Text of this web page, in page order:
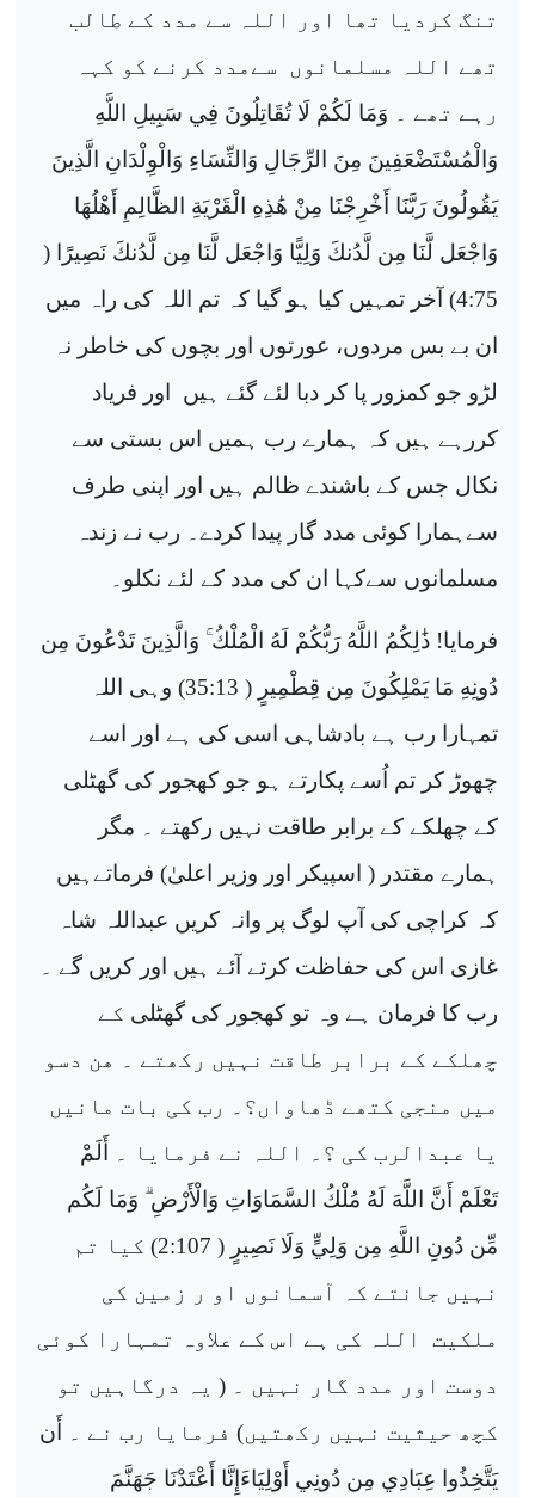
تنگ کردیا تھا اور اللہ سے مدد کے طالب
تھے اللہ مسلمانوں
سےمدد کرنے کو کہہ
رہے تھے ۔ وَمَا لَكُمْ لَا تُقَاتِلُونَ فِي سَبِيلِ اللَّهِ
وَالْمُسْتَضْعَفِينَ مِنَ الرِّجَالِ وَالنِّسَاءِ وَالْوِلْدَانِ الَّذِينَ
يَقُولُونَ رَبَّنَا أَخْرِجْنَا مِنْ هَٰذِهِ الْقَرْيَةِ الظَّالِمِ أَهْلُهَا
وَاجْعَل لَّنَا مِن لَّدُنكَ وَلِيًّا وَاجْعَل لَّنَا مِن لَّدُنكَ نَصِيرًا
(
4:75) آخر تمہیں کیا ہو گیا کہ تم اللہ کی راہ میں
ان بے بس مردوں، عورتوں اور بچوں کی خاطر نہ
لڑو جو کمزور پا کر دبا لئے گئے ہیں
اور فریاد
کررہے ہیں کہ ہمارے رب ہمیں اس بستی سے
نکال جس کے باشندے ظالم ہیں اور اپنی طرف
سےہمارا کوئی مدد گار پیدا کردے۔ رب نے زندہ
مسلمانوں سےکہا ان کی مدد کے لئے نکلو۔
فرمایا! ذَٰلِكُمُ اللَّهُ رَبُّكُمْ لَهُ الْمُلْكُ وَالَّذِينَ تَدْعُونَ مِن
دُونِهِ مَا يَمْلِكُونَ مِن قِطْمِيرٍ
( 35:13) وہی اللہ
تمہارا رب ہے بادشاہی اسی کی ہے اور اسے
چھوڑ کر تم اُسے پکارتے ہو جو کھجور کی گھٹلی
کے چھلکے کے برابر طاقت نہیں رکھتے ۔ مگر
ہمارے مقتدر ( اسپیکر اور وزیر اعلیٰ) فرماتےہیں
کہ کراچی کی آپ لوگ پر وانہ کریں عبداللہ شاہ
غازی اس کی حفاظت کرتے آئے ہیں اور کریں گے ۔
رب کا فرمان ہے وہ تو کھجور کی گھٹلی کے
چھلکے کے برابر طاقت نہیں رکھتے ۔ ھن دسو
میں منجی کتھے ڈھاواں؟۔ رب کی بات مانیں
یا عبدالرب کی ؟۔ اللہ نے فرمایا ۔
أَلَمْ
تَعْلَمْ أَنَّ اللَّهَ لَهُ مُلْكُ السَّمَاوَاتِ وَالْأَرْضِ وَمَا لَكُم
مِّن دُونِ اللَّهِ مِن وَلِيٍّ وَلَا نَصِيرٍ ( 2:107) کیا تم
نہیں جانتے کہ آسمانوں او ر زمین کی
ملکیت
اللہ کی ہے اس کے علاوہ تمہارا کوئی
دوست اور مدد گار نہیں ۔ ( یہ درگاہیں تو
کچھ حیثیت نہیں رکھتیں) فرمایا رب نے ۔
أَن
يَتَّخِذُوا عِبَادِي مِن دُونِي أَوْلِيَاءَإِنَّا أَعْتَدْنَا جَهَنَّمَ